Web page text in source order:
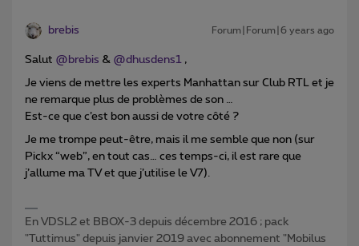
brebis Forum|Forum|6 years ago
Salut @brebis & @dhusdens1 ,
Je viens de mettre les experts Manhattan sur Club RTL et je
ne remarque plus de problèmes de son …
Est-ce que c’est bon aussi de votre côté ?
Je me trompe peut-être, mais il me semble que non (sur
Pickx “web”, en tout cas… ces temps-ci, il est rare que
j’allume ma TV et que j’utilise le V7).
En VDSL2 et BBOX-3 depuis décembre 2016 ; pack
"Tuttimus" depuis janvier 2019 avec abonnement "Mobilus